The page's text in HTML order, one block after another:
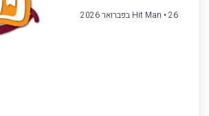
Hit Man 26 בפברואר 2026